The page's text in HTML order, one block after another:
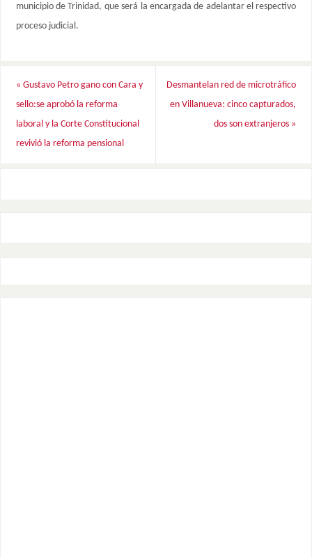
municipio de Trinidad, que será la encargada de adelantar el respectivo
proceso judicial.
« Gustavo Petro gano con Cara y
sello:se aprobó la reforma
laboral y la Corte Constitucional
revivió la reforma pensional
Desmantelan red de microtráfico
en Villanueva: cinco capturados,
dos son extranjeros »